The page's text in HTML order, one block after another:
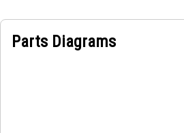
Parts Diagrams